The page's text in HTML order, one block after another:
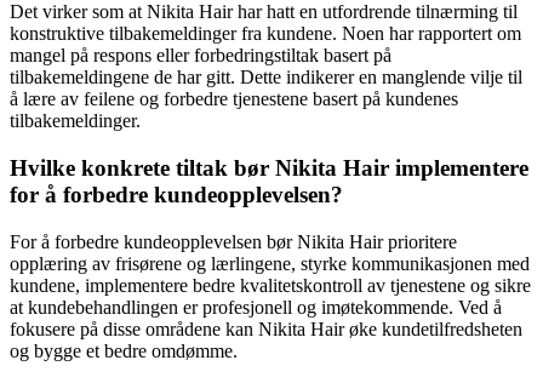
Det virker som at Nikita Hair har hatt en utfordrende tilnærming til
konstruktive tilbakemeldinger fra kundene. Noen har rapportert om
mangel på respons eller forbedringstiltak basert på
tilbakemeldingene de har gitt. Dette indikerer en manglende vilje til
å lære av feilene og forbedre tjenestene basert på kundenes
tilbakemeldinger.
Hvilke konkrete tiltak bør Nikita Hair implementere
for å forbedre kundeopplevelsen?
For å forbedre kundeopplevelsen bør Nikita Hair prioritere
opplæring av frisørene og lærlingene, styrke kommunikasjonen med
kundene, implementere bedre kvalitetskontroll av tjenestene og sikre
at kundebehandlingen er profesjonell og imøtekommende. Ved å
fokusere på disse områdene kan Nikita Hair øke kundetilfredsheten
og bygge et bedre omdømme.